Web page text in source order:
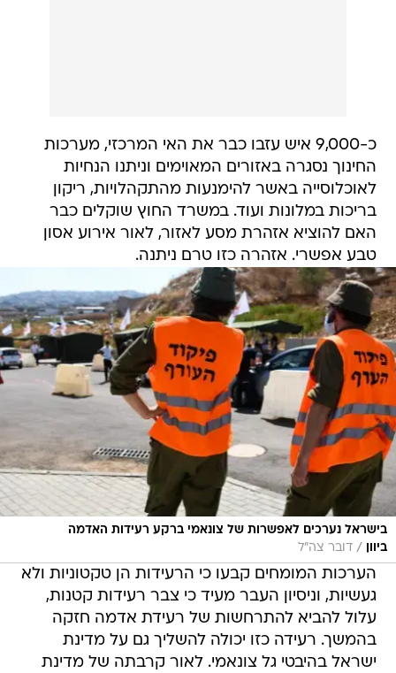
כ-9,000 איש עזבו כבר את האי המרכזי, מערכות
החינוך נסגרה באזורים המאוימים וניתנו הנחיות
לאוכלוסייה באשר להימנעות מהתקהלויות, ריקון
בריכות במלונות ועוד. במשרד החוץ שוקלים כבר
האם להוציא אזהרת מסע לאזור, לאור אירוע אסון
טבע אפשרי. אזהרה כזו טרם ניתנה.
בישראל נערכים לאפשרות של צונאמי ברקע רעידות האדמה
ביוון
/ דובר צה"ל
הערכות המומחים קבעו כי הרעידות הן טקטוניות ולא
געשיות, וניסיון העבר מעיד כי צבר רעידות קטנות,
עלול להביא להתרחשות של רעידת אדמה חזקה
בהמשך. רעידה כזו יכולה להשליך גם על מדינת
ישראל בהיבטי גל צונאמי. לאור קרבתה של מדינת